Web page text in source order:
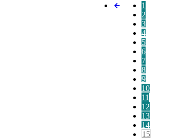
1
2
3
4
5
6
7
8
9
10
11
12
13
14
15